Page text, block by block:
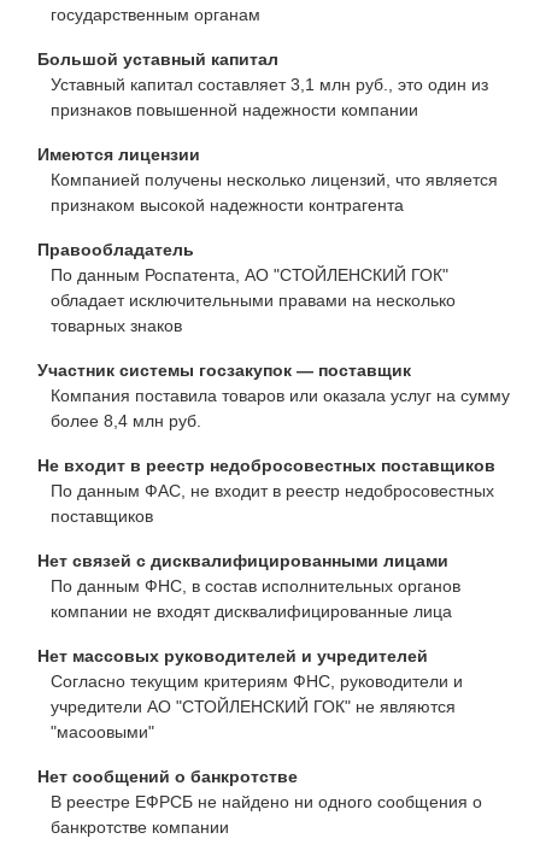
государственным органам
Большой уставный капитал
Уставный капитал составляет 3,1 млн руб., это один из
признаков повышенной надежности компании
Имеются лицензии
Компанией получены несколько лицензий, что является
признаком высокой надежности контрагента
Правообладатель
По данным Роспатента, АО "СТОЙЛЕНСКИЙ ГОК"
обладает исключительными правами на несколько
товарных знаков
Участник системы госзакупок — поставщик
Компания поставила товаров или оказала услуг на сумму
более 8,4 млн руб.
Не входит в реестр недобросовестных поставщиков
По данным ФАС, не входит в реестр недобросовестных
поставщиков
Нет связей с дисквалифицированными лицами
По данным ФНС, в состав исполнительных органов
компании не входят дисквалифицированные лица
Нет массовых руководителей и учредителей
Согласно текущим критериям ФНС, руководители и
учредители АО "СТОЙЛЕНСКИЙ ГОК" не являются
"масоовыми"
Нет сообщений о банкротстве
В реестре ЕФРСБ не найдено ни одного сообщения о
банкротстве компании